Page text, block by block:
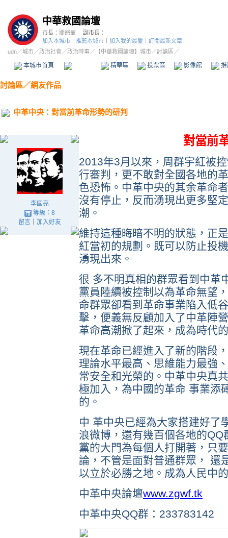
中華救國論壇
市長： 關爺爺
副市長：
加入本城市
推薦本城市 加入我的最愛
訂閱最新文章
udn／城市／政治社會 ／政治時事／ 【中華救國論壇】城市／討論區／
本城市首頁 精華區 投票區 影像館
討論區／網友作品
中革中央：對當前革命形勢的研判
李國亮
等級：8
留言｜ 加入好友
對當前
2013年3月以來，周群宇紅被
行審判，更不敢對全國各地的
色恐怖。中革中央的其余革命
沒有停止，反而湧現出更多堅
潮。
維持這種晦暗不明的狀態，正
紅當初的規劃。既可以防止投
湧現出來。
很 多不明真相的群眾看到中革
黨員陸續被控制以為革命無望
命群眾卻看到革命事業陷入低
擊，便義無反顧加入了中革陣
革命高潮掀了起來，成為時代
現在革命已經進入了新的階段
理論水平最高、思維能力最強
常安全和光榮的。中革中央真
極加入，為中國的革命 事業添
的。
中 革中央已經為大家搭建好了
浪微博，還有幾百個各地的
黨的大門為每個人打開著，只
論，不管是面對普通群眾， 還
以立於必勝之地。成為人民中
中革中央論壇www.zgwf.tk
中革中央QQ群：233783142